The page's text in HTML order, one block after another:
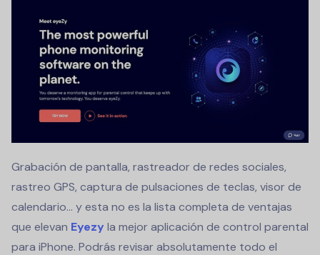
Grabación de pantalla, rastreador de redes sociales,
rastreo GPS, captura de pulsaciones de teclas, visor de
calendario... y esta no es la lista completa de ventajas
que elevan Eyezy la mejor aplicación de control parental
para iPhone. Podrás revisar absolutamente todo el